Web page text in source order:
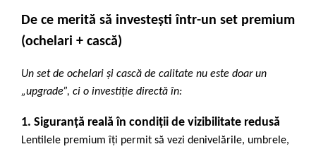
De ce merită să investești într-un set premium
(ochelari + cască)
Un set de ochelari și cască de calitate nu este doar un
„upgrade”, ci o investiție directă în:
1. Siguranță reală în condiții de vizibilitate redusă
Lentilele premium îți permit să vezi denivelările, umbrele,